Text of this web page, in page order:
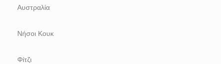
Αυστραλία
Νήσοι Κουκ
Φίτζι